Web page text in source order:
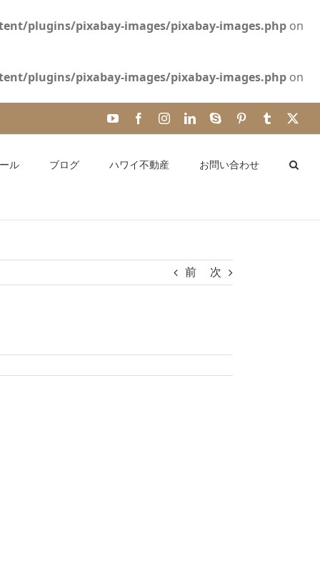
plugins/pixabay-images/pixabay-images.php on
plugins/pixabay-images/pixabay-images.php on
YouTubeFacebookInstagramLinkedInSkype PinterestTumblr
ル ブログ ハワイ不動産 お問い合わせ
前 次